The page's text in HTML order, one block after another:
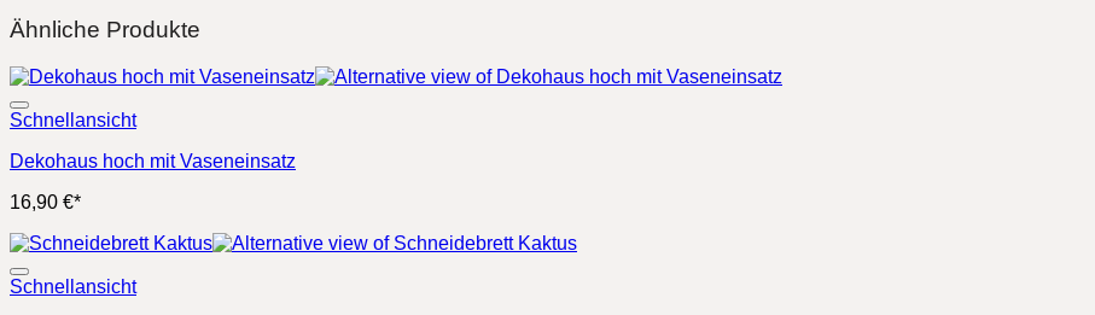
Ähnliche Produkte
Schnellansicht
Dekohaus hoch mit Vaseneinsatz
16,90 €*
Schnellansicht